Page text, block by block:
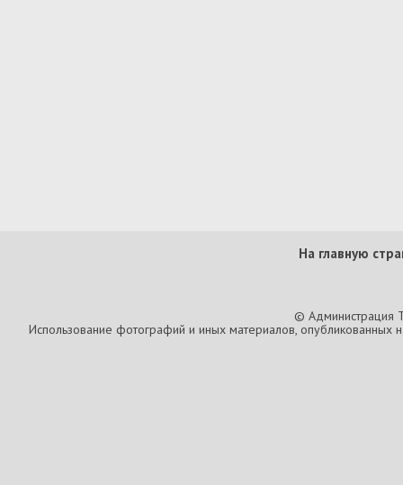
На главную
© Администрация
Использование фотографий и иных материалов, опубликованных